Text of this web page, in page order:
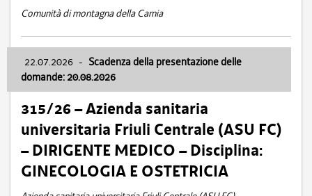
Comunità di montagna della Carnia
22.07.2026 - Scadenza della presentazione delle
domande: 20.08.2026
315/26 – Azienda sanitaria
universitaria Friuli Centrale (ASU FC)
– DIRIGENTE MEDICO – Disciplina:
GINECOLOGIA E OSTETRICIA